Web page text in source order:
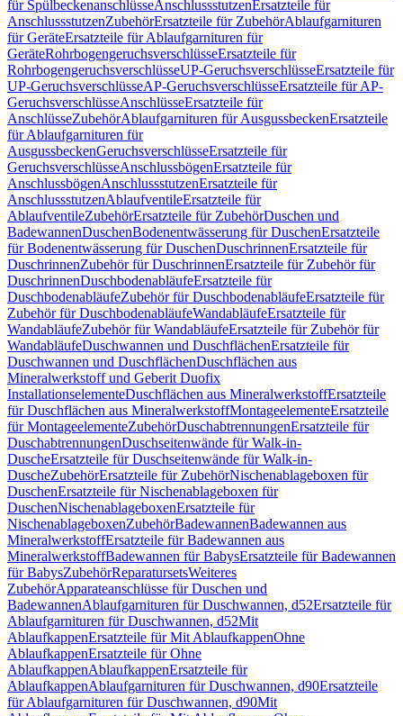
für SpülbeckenanschlüsseAnschlussstutzenErsatzteile für
AnschlussstutzenZubehörErsatzteile für ZubehörAblaufgarnituren
für GeräteErsatzteile für Ablaufgarnituren für
GeräteRohrbogengeruchsverschlüsseErsatzteile für
RohrbogengeruchsverschlüsseUP-GeruchsverschlüsseErsatzteile für
UP-GeruchsverschlüsseAP-GeruchsverschlüsseErsatzteile für AP-
GeruchsverschlüsseAnschlüsseErsatzteile für
AnschlüsseZubehörAblaufgarnituren für AusgussbeckenErsatzteile
für Ablaufgarnituren für
AusgussbeckenGeruchsverschlüsseErsatzteile für
GeruchsverschlüsseAnschlussbögenErsatzteile für
AnschlussbögenAnschlussstutzenErsatzteile für
AnschlussstutzenAblaufventileErsatzteile für
AblaufventileZubehörErsatzteile für ZubehörDuschen und
BadewannenDuschenBodenentwässerung für DuschenErsatzteile
für Bodenentwässerung für DuschenDuschrinnenErsatzteile für
DuschrinnenZubehör für DuschrinnenErsatzteile für Zubehör für
DuschrinnenDuschbodenabläufeErsatzteile für
DuschbodenabläufeZubehör für DuschbodenabläufeErsatzteile für
Zubehör für DuschbodenabläufeWandabläufeErsatzteile für
WandabläufeZubehör für WandabläufeErsatzteile für Zubehör für
WandabläufeDuschwannen und DuschflächenErsatzteile für
Duschwannen und DuschflächenDuschflächen aus
Mineralwerkstoff und Geberit Duofix
InstallationselementeDuschflächen aus MineralwerkstoffErsatzteile
für Duschflächen aus MineralwerkstoffMontageelementeErsatzteile
für MontageelementeZubehörDuschabtrennungenErsatzteile für
DuschabtrennungenDuschseitenwände für Walk-in-
DuscheErsatzteile für Duschseitenwände für Walk-in-
DuscheZubehörErsatzteile für ZubehörNischenablageboxen für
DuschenErsatzteile für Nischenablageboxen für
DuschenNischenablageboxenErsatzteile für
NischenablageboxenZubehörBadewannenBadewannen aus
MineralwerkstoffErsatzteile für Badewannen aus
MineralwerkstoffBadewannen für BabysErsatzteile für Badewannen
für BabysZubehörReparatursetsWeiteres
ZubehörApparateanschlüsse für Duschen und
BadewannenAblaufgarnituren für Duschwannen, d52Ersatzteile für
Ablaufgarnituren für Duschwannen, d52Mit
AblaufkappenErsatzteile für Mit AblaufkappenOhne
AblaufkappenErsatzteile für Ohne
AblaufkappenAblaufkappenErsatzteile für
AblaufkappenAblaufgarnituren für Duschwannen, d90Ersatzteile
für Ablaufgarnituren für Duschwannen, d90Mit